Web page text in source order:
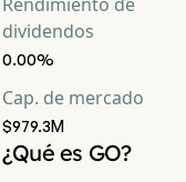
dividendos
0.00%
Cap. de mercado
$979.3M
¿Qué es GO?